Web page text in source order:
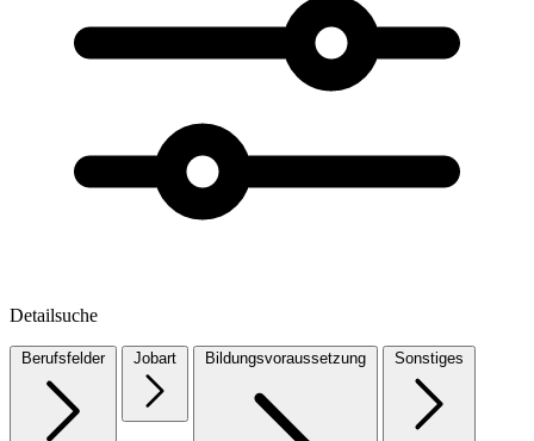
Detailsuche
Berufsfelder Jobart Bildungsvoraussetzung Sonstiges